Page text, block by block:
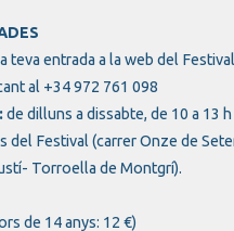
teva entrada a la web del Festival
al +34 972 761 098
de dilluns a dissabte, de 10 a 13 h
del Festival (carrer Onze de
Torroella de Montgrí).
de 14 anys: 12 €)